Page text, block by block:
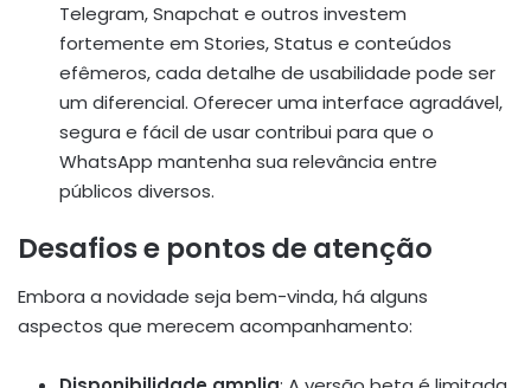
Telegram, Snapchat e outros investem
fortemente em Stories, Status e conteúdos
efêmeros, cada detalhe de usabilidade pode ser
um diferencial. Oferecer uma interface agradável,
segura e fácil de usar contribui para que o
WhatsApp mantenha sua relevância entre
públicos diversos.
Desafios e pontos de atenção
Embora a novidade seja bem-vinda, há alguns
aspectos que merecem acompanhamento: